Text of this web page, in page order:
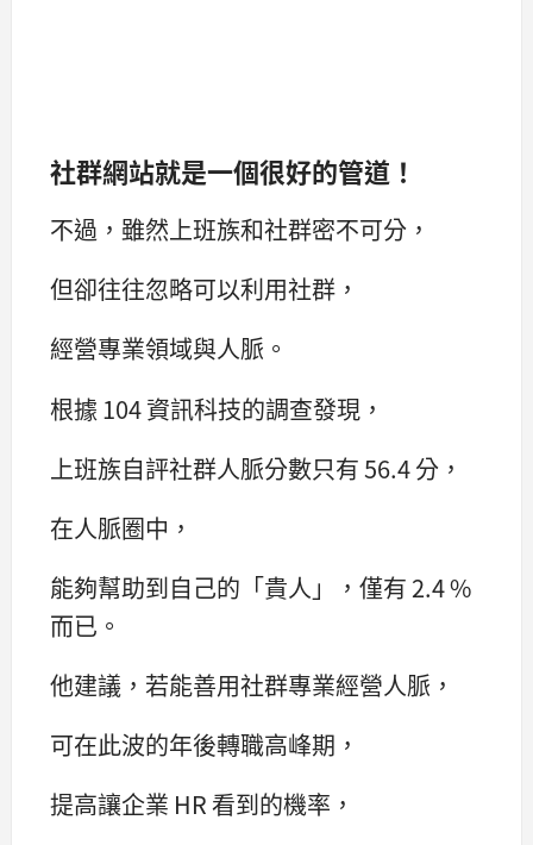
社群網站就是一個很好的管道！
不過，雖然上班族和社群密不可分，
但卻往往忽略可以利用社群，
經營專業領域與人脈。
根據 104 資訊科技的調查發現，
上班族自評社群人脈分數只有 56.4 分，
在人脈圈中，
能夠幫助到自己的「貴人」，僅有 2.4 %
而已。
他建議，若能善用社群專業經營人脈，
可在此波的年後轉職高峰期，
提高讓企業 HR 看到的機率，